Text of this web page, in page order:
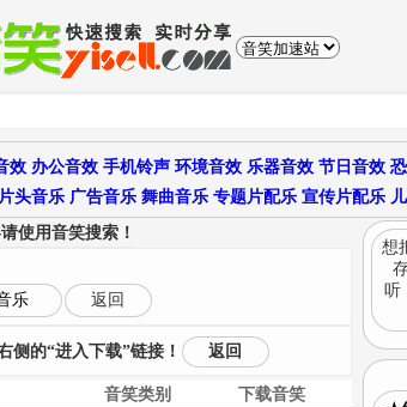
效 办公音效 手机铃声 环境音效 乐器音效 节日音效
片头音乐 广告音乐 舞曲音乐 专题片配乐 宣传片配乐
使用音笑搜索！
乐 返回
侧的“进入下载”链接！ 返回
音笑类别 下载音笑
想
听